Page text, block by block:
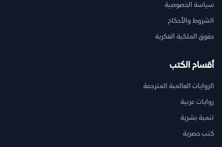
سياسة الخصوصية
الشروط والأحكام
حقوق الملكية الفكرية
أقسام الكتب
الروايات العالمية المترجمة
روايات عربية
تنمية بشرية
كتب حصرية